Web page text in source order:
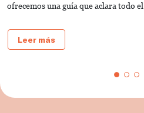
ofrecemos una guía que aclara todo
Leer más